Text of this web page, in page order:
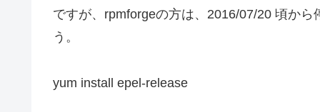
ですが、rpmforgeの方は、2016/07/20 頃か
う。
yum install epel-release